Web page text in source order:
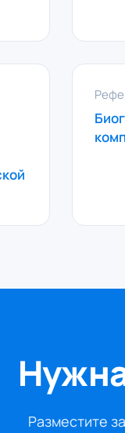
Разместите